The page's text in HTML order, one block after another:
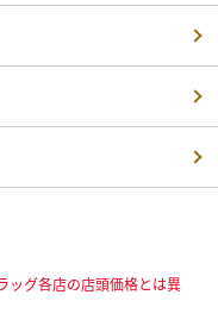
ッグ各店の店頭価格とは異